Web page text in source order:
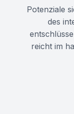
Potenziale
des
reicht im